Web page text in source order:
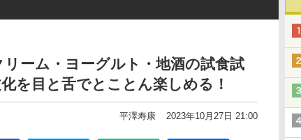
ーム・ヨーグルト・地酒の試食試
を目と舌でとことん楽しめる！
平澤寿康 2023年10月27日 21:00